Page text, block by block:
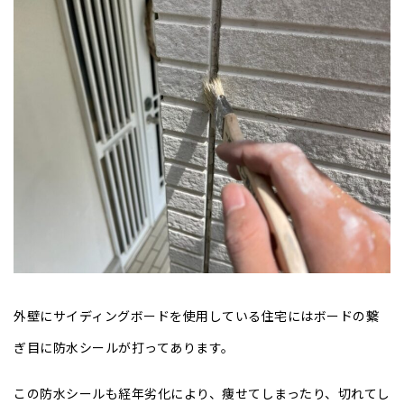
外壁にサイディングボードを使用している住宅にはボードの繋
ぎ目に防水シールが打ってあります。
この防水シールも経年劣化により、痩せてしまったり、切れてし